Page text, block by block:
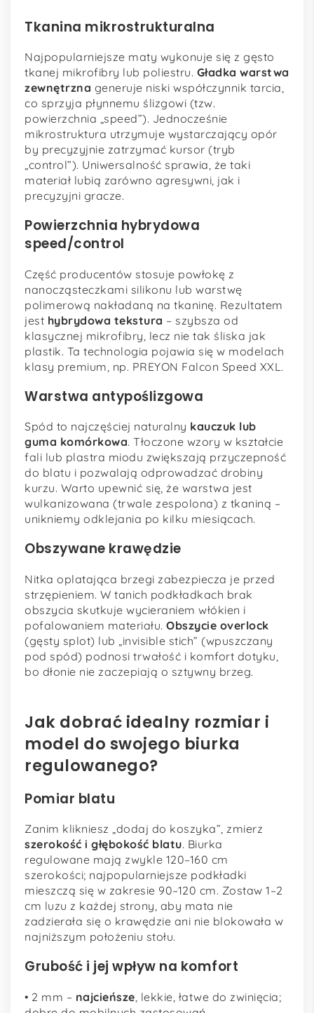
Tkanina mikrostrukturalna
Najpopularniejsze maty wykonuje się z gęsto
tkanej mikrofibry lub poliestru. Gładka warstwa
zewnętrzna generuje niski współczynnik tarcia,
co sprzyja płynnemu ślizgowi (tzw.
powierzchnia „speed”). Jednocześnie
mikrostruktura utrzymuje wystarczający opór
by precyzyjnie zatrzymać kursor (tryb
„control”). Uniwersalność sprawia, że taki
materiał lubią zarówno agresywni, jak i
precyzyjni gracze.
Powierzchnia hybrydowa
speed/control
Część producentów stosuje powłokę z
nanocząsteczkami silikonu lub warstwę
polimerową nakładaną na tkaninę. Rezultatem
jest hybrydowa tekstura – szybsza od
klasycznej mikrofibry, lecz nie tak śliska jak
plastik. Ta technologia pojawia się w modelach
klasy premium, np. PREYON Falcon Speed XXL.
Warstwa antypoślizgowa
Spód to najczęściej naturalny kauczuk lub
guma komórkowa. Tłoczone wzory w kształcie
fali lub plastra miodu zwiększają przyczepność
do blatu i pozwalają odprowadzać drobiny
kurzu. Warto upewnić się, że warstwa jest
wulkanizowana (trwale zespolona) z tkaniną –
unikniemy odklejania po kilku miesiącach.
Obszywane krawędzie
Nitka oplatająca brzegi zabezpiecza je przed
strzępieniem. W tanich podkładkach brak
obszycia skutkuje wycieraniem włókien i
pofalowaniem materiału. Obszycie overlock
(gęsty splot) lub „invisible stich” (wpuszczany
pod spód) podnosi trwałość i komfort dotyku,
bo dłonie nie zaczepiają o sztywny brzeg.
Jak dobrać idealny rozmiar i
model do swojego biurka
regulowanego?
Pomiar blatu
Zanim klikniesz „dodaj do koszyka”, zmierz
szerokość i głębokość blatu. Biurka
regulowane mają zwykle 120–160 cm
szerokości; najpopularniejsze podkładki
mieszczą się w zakresie 90–120 cm. Zostaw 1–2
cm luzu z każdej strony, aby mata nie
zadzierała się o krawędzie ani nie blokowała w
najniższym położeniu stołu.
Grubość i jej wpływ na komfort
• 2 mm – najcieńsze , lekkie, łatwe do zwinięcia;